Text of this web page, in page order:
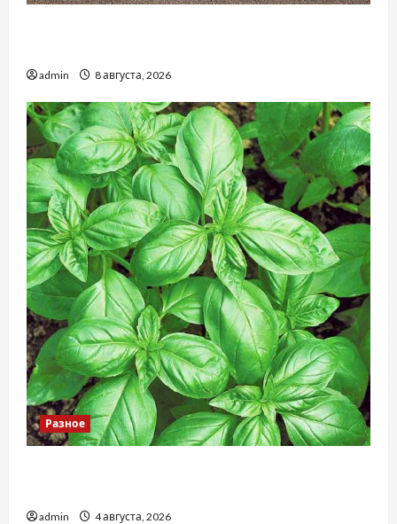
admin 8 августа, 2026
Разное
admin 4 августа, 2026